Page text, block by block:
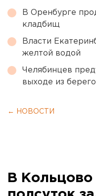
В Оренбурге
кладбищ
Власти
желтой водой
Челябинцев
выходе из
← НОВОСТИ
В